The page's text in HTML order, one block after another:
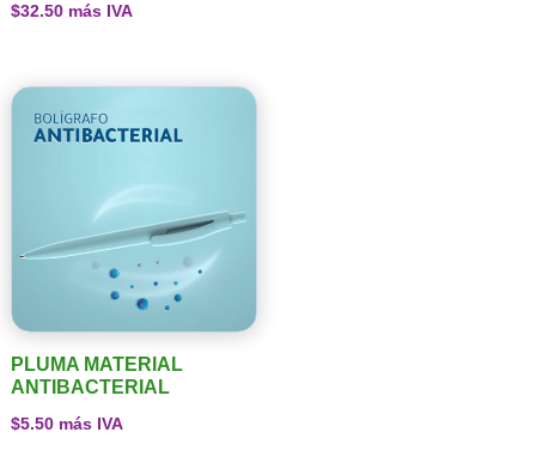
$32.50más IVA
PLUMA MATERIAL
ANTIBACTERIAL
$5.50más IVA